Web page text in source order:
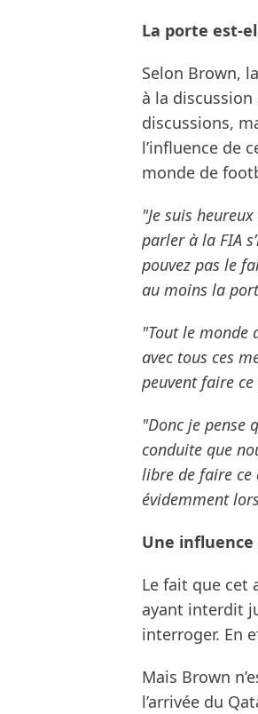
La porte est-
Selon Brown,
à la discussion
discussions,
l’influence de
monde de
"Je suis
parler à la FIA
pouvez pas le
au moins la
"Tout le monde
avec tous ces
peuvent faire
"Donc je pense
conduite que
libre de faire ce
évidemment
Une
Le fait que cet
ayant interdit
interroger. En
Mais Brown
l’arrivée du